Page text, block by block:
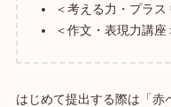
＜考える力・プラ
＜作文・表現力講座
はじめて提出する際は「赤